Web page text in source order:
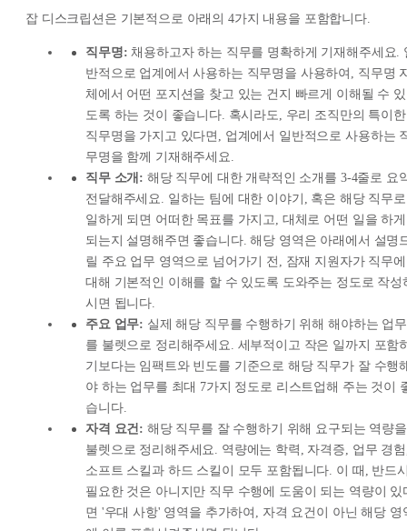
잡 디스크립션은 기본적으로 아래의 4가지 내용을 포함합니다.
직무명: 채용하고자 하는 직무를 명확하게 기재해주세요.
반적으로 업계에서 사용하는 직무명을 사용하여, 직무명
체에서 어떤 포지션을 찾고 있는 건지 빠르게 이해될 수 있
도록 하는 것이 좋습니다. 혹시라도, 우리 조직만의 특이한
직무명을 가지고 있다면, 업계에서 일반적으로 사용하는
무명을 함께 기재해주세요.
직무 소개: 해당 직무에 대한 개략적인 소개를 3-4줄로 요
전달해주세요. 일하는 팀에 대한 이야기, 혹은 해당 직무로
일하게 되면 어떠한 목표를 가지고, 대체로 어떤 일을 하게
되는지 설명해주면 좋습니다. 해당 영역은 아래에서 설명
릴 주요 업무 영역으로 넘어가기 전, 잠재 지원자가 직무에
대해 기본적인 이해를 할 수 있도록 도와주는 정도로 작성
시면 됩니다.
주요 업무: 실제 해당 직무를 수행하기 위해 해야하는 업무
를 불렛으로 정리해주세요. 세부적이고 작은 일까지 포함
기보다는 임팩트와 빈도를 기준으로 해당 직무가 잘 수행
야 하는 업무를 최대 7가지 정도로 리스트업해 주는 것이
습니다.
자격 요건: 해당 직무를 잘 수행하기 위해 요구되는 역량을
불렛으로 정리해주세요. 역량에는 학력, 자격증, 업무 경
소프트 스킬과 하드 스킬이 모두 포함됩니다. 이 때, 반드
필요한 것은 아니지만 직무 수행에 도움이 되는 역량이 있
면 '우대 사항' 영역을 추가하여, 자격 요건이 아닌 해당 영